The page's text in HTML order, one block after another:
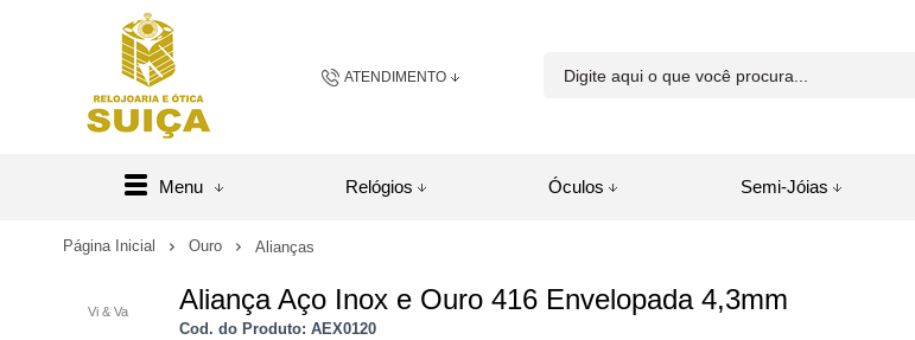
ATENDIMENTO
(48) 98481-8250
Central de Ajuda
Menu Relógios Óculos Semi-Jóias
Página Inicial Ouro Alianças
Vi & Va Aliança Aço Inox e Ouro 416 Envelopada 4,3mm
Cod. do Produto: AEX0120